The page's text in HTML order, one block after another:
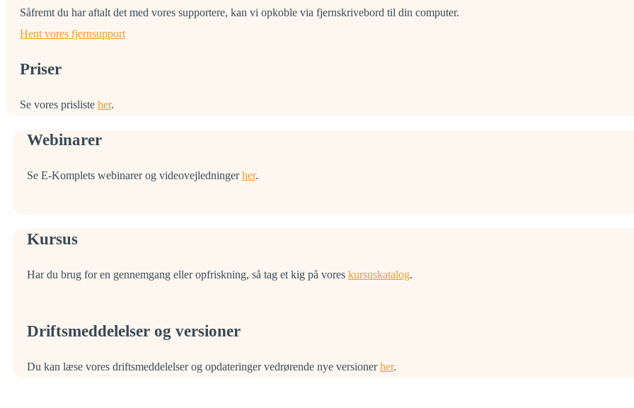
Såfremt du har aftalt det med vores supportere, kan vi opkoble via fjernskrivebord til din computer.
Hent vores fjernsupport
Priser
Se vores prisliste her.
Webinarer
Se E-Komplets webinarer og videovejledningerher.
Kursus
Har du brug for en gennemgang eller opfriskning, så tag et kig på vores kursuskatalog.
Driftsmeddelelser og versioner
Du kan læse vores driftsmeddelelser og opdateringer vedrørende nye versionerher.